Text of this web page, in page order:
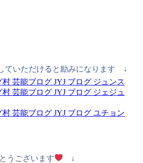
ていただけると励みになります ↓
うございます ↓